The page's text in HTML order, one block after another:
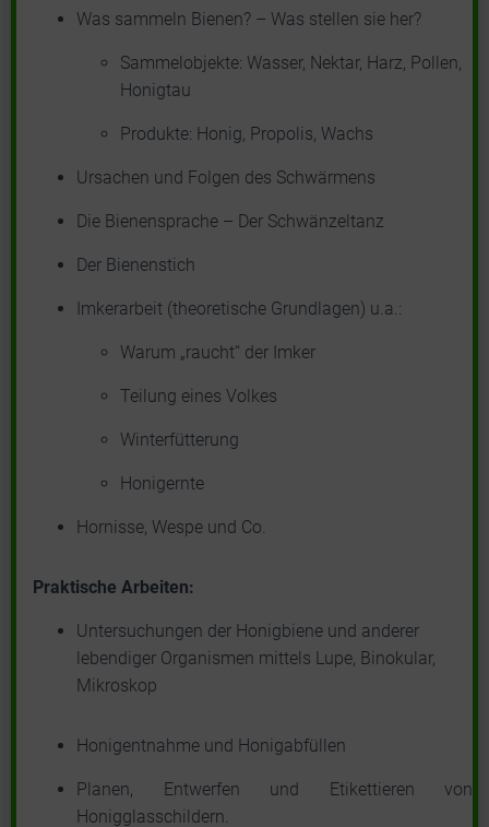
Was sammeln Bienen? – Was stellen sie her?
Sammelobjekte: Wasser, Nektar, Harz, Pollen,
Honigtau
Produkte: Honig, Propolis, Wachs
Ursachen und Folgen des Schwärmens
Die Bienensprache – Der Schwänzeltanz
Der Bienenstich
Imkerarbeit (theoretische Grundlagen) u.a.:
Warum „raucht“ der Imker
Teilung eines Volkes
Winterfütterung
Honigernte
Hornisse, Wespe und Co.
Praktische Arbeiten:
Untersuchungen der Honigbiene und anderer
lebendiger Organismen mittels Lupe, Binokular,
Mikroskop
Honigentnahme und Honigabfüllen
Planen, Entwerfen und Etikettieren von
Honigglasschildern.